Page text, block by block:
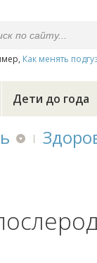
Как менять
Дети до года